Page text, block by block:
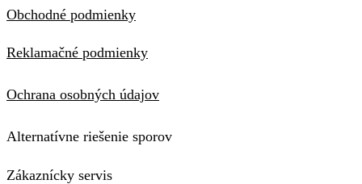
Obchodné podmienky
Reklamačné podmienky
Ochrana osobných údajov
Alternatívne riešenie sporov
Zákaznícky servis